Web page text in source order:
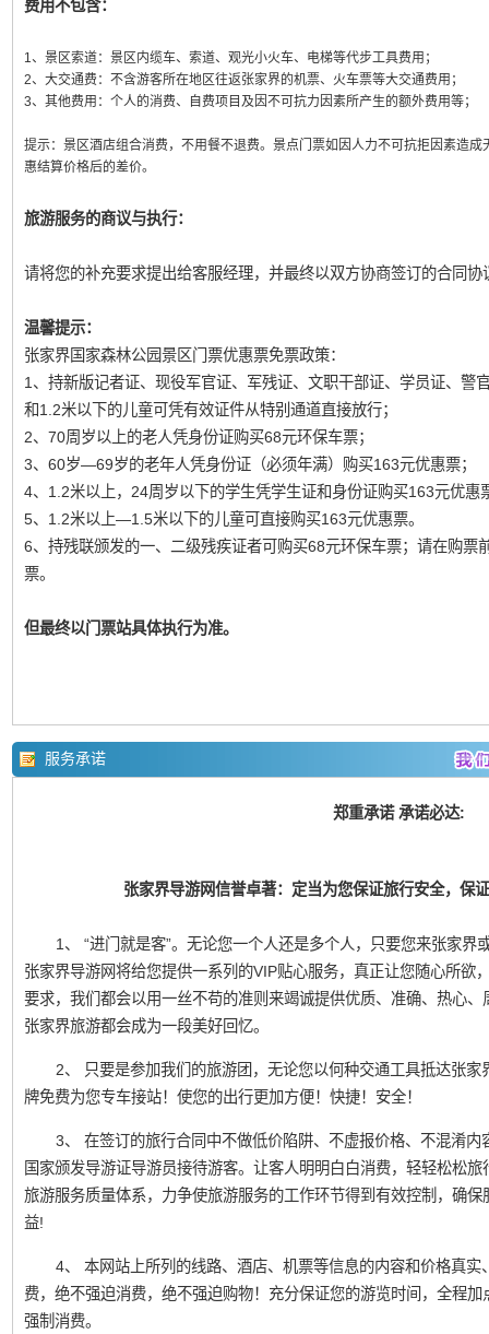
费用不包含：
1、景区索道：景区内缆车、索道、观光小火车、电梯等代步工具费用；
2、大交通费：不含游客所在地区往返张家界的机票、火车票等大交通费用；
3、其他费用：个人的消费、自费项目及因不可抗力因素所产生的额外费用等；
提示： 景区酒店组合消费，不用餐不退费。景点门票如因人力不可抗拒因素造
惠结算价格后的差价。
旅游服务的商议与执行：
请将您的补充要求提出给客服经理，并最终以双方协商签订的合同协
温馨提示：
张家界国家森林公园景区门票优惠票免票政策：
1、持新版记者证、现役军官证、军残证、文职干部证、学员证、警
和1.2米以下的儿童可凭有效证件从特别通道直接放行；
2、70周岁以上的老人凭身份证购买68元环保车票；
3、60岁—69岁的老年人凭身份证（必须年满）购买163元优惠票；
4、1.2米以上，24周岁以下的学生凭学生证和身份证购买163元优惠
5、1.2米以上—1.5米以下的儿童可直接购买163元优惠票。
6、持残联颁发的一、二级残疾证者可购买68元环保车票；请在购票
票。
但最终以门票站具体执行为准。
服务承诺
郑重承诺 承诺必达:
张家界导游网信誉卓著：定当为您保证旅行安全，保
1、 “进门就是客”。无论您一个人还是多个人，只要您来张家
张家界导游网将给您提供一系列的VIP贴心服务，真正让您随心所欲
要求，我们都会以用一丝不苟的准则来竭诚提供优质、准确、热心
张家界旅游都会成为一段美好回忆。
2、 只要是参加我们的旅游团，无论您以何种交通工具抵达张
牌免费为您专车接站！使您的出行更加方便！快捷！安全！
3、 在签订的旅行合同中不做低价陷阱、不虚报价格、不混淆
国家颁发导游证导游员接待游客。让客人明明白白消费，轻轻松松
旅游服务质量体系，力争使旅游服务的工作环节得到有效控制，确
益!
4、 本网站上所列的线路、酒店、机票等信息的内容和价格真
费，绝不强迫消费，绝不强迫购物！充分保证您的游览时间，全程
强制消费。